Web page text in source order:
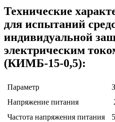
Технические
для испытаний
индивидуальной
электрическим
(КИМБ-15-0,5):
Параметр
Напряжение питания
Частота напряжения питания